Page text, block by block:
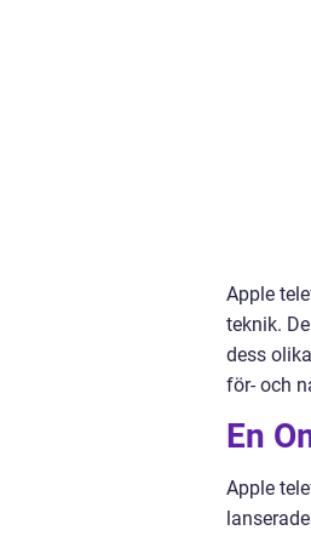
Apple
teknik.
dess
för- och
En
Apple